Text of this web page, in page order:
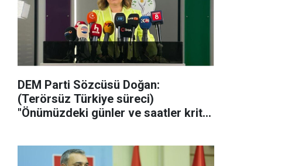
DEM Parti Sözcüsü Doğan:
(Terörsüz Türkiye süreci)
"Önümüzdeki günler ve saatler kritik